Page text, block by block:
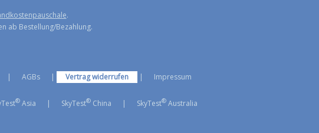
.
ab Bestellung/Bezahlung.
| AGBs | Vertrag widerrufen | Impressum
®Asia | SkyTest®China | SkyTest®Australia